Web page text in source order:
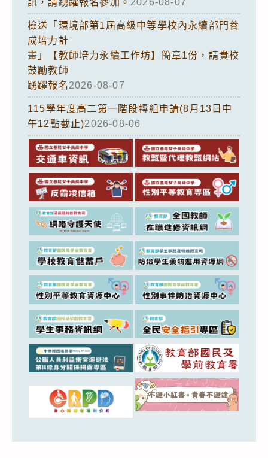
檢送「環境部第1屆高級中等學校內永續部門養
成培力計
畫」【教師培力永續工作坊】簡章1份，請貴校
鼓勵教師
踴躍報名2026-08-07
115學年度高二第一階段轉組申請(8月13日中
午12點截止)2026-08-06